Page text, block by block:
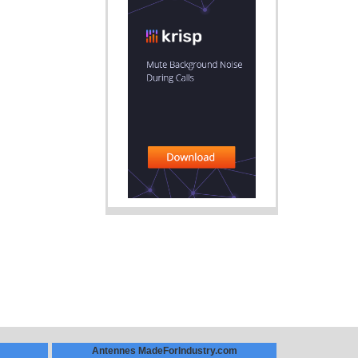
Antennes MadeForIndustry.com